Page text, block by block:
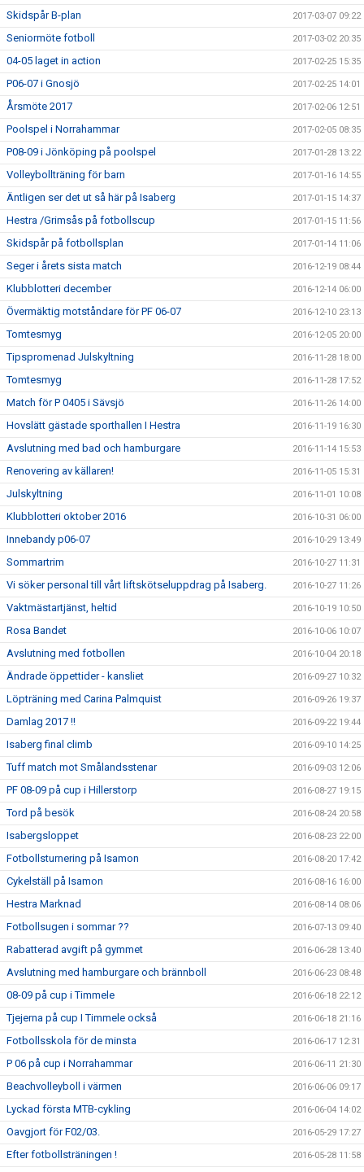
Skidspår B-plan 2017-03-07 09:22
Seniormöte fotboll 2017-03-02 20:35
04-05 laget in action 2017-02-25 15:35
P06-07 i Gnosjö 2017-02-25 14:01
Årsmöte 2017 2017-02-06 12:51
Poolspel i Norrahammar 2017-02-05 08:35
P08-09 i Jönköping på poolspel 2017-01-28 13:22
Volleybollträning för barn 2017-01-16 14:55
Äntligen ser det ut så här på Isaberg 2017-01-15 14:37
Hestra /Grimsås på fotbollscup 2017-01-15 11:56
Skidspår på fotbollsplan 2017-01-14 11:06
Seger i årets sista match 2016-12-19 08:44
Klubblotteri december 2016-12-14 06:00
Övermäktig motståndare för PF 06-07 2016-12-10 23:13
Tomtesmyg 2016-12-05 20:00
Tipspromenad Julskyltning 2016-11-28 18:00
Tomtesmyg 2016-11-28 17:52
Match för P 0405 i Sävsjö 2016-11-26 14:00
Hovslätt gästade sporthallen I Hestra 2016-11-19 16:30
Avslutning med bad och hamburgare 2016-11-14 15:53
Renovering av källaren! 2016-11-05 15:31
Julskyltning 2016-11-01 10:08
Klubblotteri oktober 2016 2016-10-31 06:00
Innebandy p06-07 2016-10-29 13:49
Sommartrim 2016-10-27 11:31
Vi söker personal till vårt liftskötseluppdrag på Isaberg. 2016-10-27 11:26
Vaktmästartjänst, heltid 2016-10-19 10:50
Rosa Bandet 2016-10-06 10:07
Avslutning med fotbollen 2016-10-04 20:18
Ändrade öppettider - kansliet 2016-09-27 10:32
Löpträning med Carina Palmquist 2016-09-26 19:37
Damlag 2017 !! 2016-09-22 19:44
Isaberg final climb 2016-09-10 14:25
Tuff match mot Smålandsstenar 2016-09-03 12:06
PF 08-09 på cup i Hillerstorp 2016-08-27 19:15
Tord på besök 2016-08-24 20:58
Isabergsloppet 2016-08-23 22:00
Fotbollsturnering på Isamon 2016-08-20 17:42
Cykelställ på Isamon 2016-08-16 16:00
Hestra Marknad 2016-08-14 08:06
Fotbollsugen i sommar ?? 2016-07-13 09:40
Rabatterad avgift på gymmet 2016-06-28 13:40
Avslutning med hamburgare och brännboll 2016-06-23 08:48
08-09 på cup i Timmele 2016-06-18 22:12
Tjejerna på cup I Timmele också 2016-06-18 21:16
Fotbollsskola för de minsta 2016-06-17 12:31
P 06 på cup i Norrahammar 2016-06-11 21:30
Beachvolleyboll i värmen 2016-06-06 09:17
Lyckad första MTB-cykling 2016-06-04 14:02
Oavgjort för F02/03. 2016-05-29 17:27
Efter fotbollsträningen ! 2016-05-28 11:58